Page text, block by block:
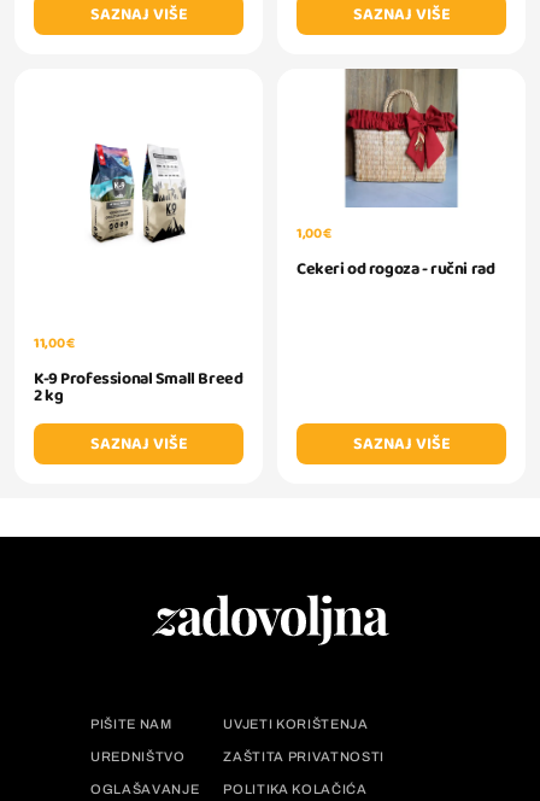
SAZNAJ VIŠE
SAZNAJ VIŠE
11,00 €
K-9 Professional Small Breed
2 kg
SAZNAJ VIŠE
1,00 €
Cekeri od rogoza - ručni rad
SAZNAJ VIŠE
PIŠITE NAM UVJETI KORIŠTENJA
UREDNIŠTVO ZAŠTITA PRIVATNOSTI
OGLAŠAVANJE POLITIKA KOLAČIĆA